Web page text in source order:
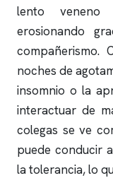
lento veneno
erosionando
compañerismo.
noches de
insomnio o la
interactuar de
colegas se ve
puede conducir
la tolerancia, lo